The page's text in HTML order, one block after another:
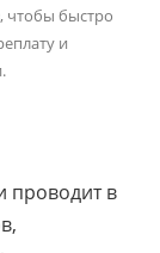
чтобы быстро
и
проводит в